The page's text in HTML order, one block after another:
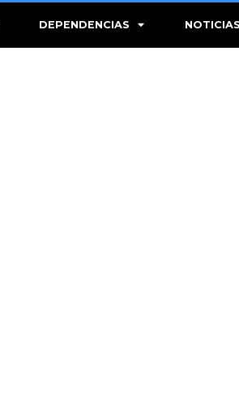
DEPENDENCIAS NOTICIAS